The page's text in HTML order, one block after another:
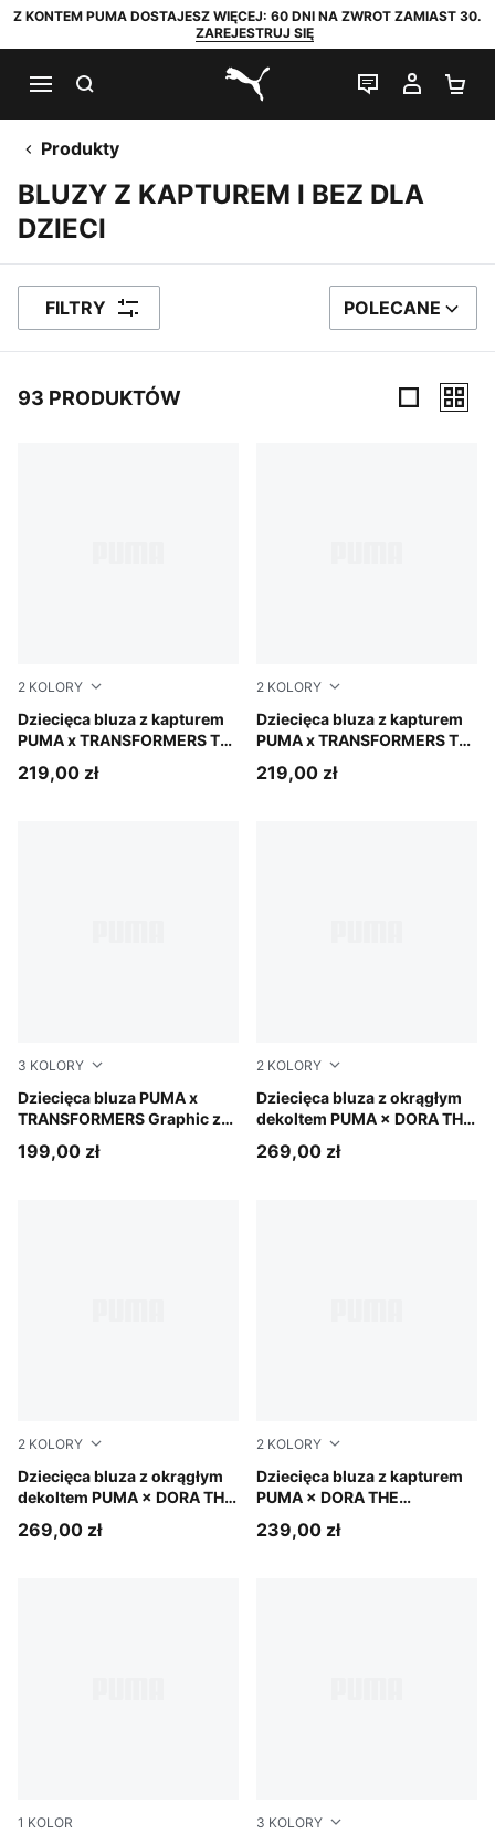
Z KONTEM PUMA DOSTAJESZ WIĘCEJ: 60 DNI NA ZWROT ZAMIAST 30.
ZAREJESTRUJ SIĘ
PUMA.com
CZAT NA
MOJE
Produkty
BLUZY Z KAPTUREM I BEZ DLA
DZIECI
FILTRY SORTUJ WEDŁUG
POLECANE
93 PRODUKTÓW
2 KOLORY
Dziecięca bluza z kapturem
PUMA x TRANSFORMERS T7
kroju.
Racing Blue
219,00 zł
2 KOLORY
Dziecięca bluza z kapturem
PUMA x TRANSFORMERS T7
kroju.
Puma Black
219,00 zł
3 KOLORY
Dziecięca bluza PUMA x
TRANSFORMERS Graphic z
Chambray Blue
199,00 zł
2 KOLORY
Dziecięca bluza z okrągłym
dekoltem PUMA × DORA THE
Zip
Mauve Glow
269,00 zł
2 KOLORY
Dziecięca bluza z okrągłym
dekoltem PUMA × DORA THE
Zip
Chambray Blue
269,00 zł
2 KOLORY
Dziecięca bluza z kapturem
PUMA × DORA THE
Bright Papaya
239,00 zł
1 KOLOR 3 KOLORY